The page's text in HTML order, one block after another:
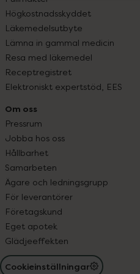
Högkostnadsskyddet
Läkemedelsutbyte
Lämna in gammal medicin
Resa med läkemedel
Receptregistret
Elektroniskt expertstöd, EES
Om oss
Pressrum
Jobba hos oss
Hållbarhet
Samarbeten
Ägare och ledningsgrupp
För leverantörer
Företagskund
Eget apotek
Glädjeeffekten
Cookieinställningar